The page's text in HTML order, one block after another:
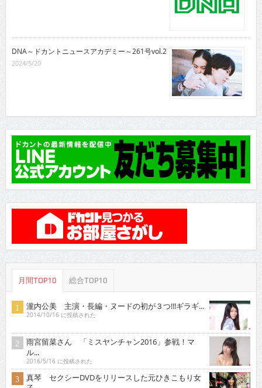
DNA～ドカントニュースアカデミー～261号vol.2
2024/5/20
月間TOP10 総合TOP10
瀧内公美 主演・長編・ヌードの初が３つ!!!ギラギ...
2014/10/16 に投稿された
雨宮留菜さん 「ミスヤンチャン2016」参戦！マ
ル...
2016/5/16 に投稿された
真琴 セクシーDVDをリリースした元ひきこもり女